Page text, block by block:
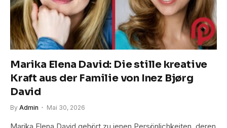
Marika Elena David: Die stille kreative
Kraft aus der Familie von Inez Bjørg
David
By Admin Mai 30, 2026
Marika Elena David gehört zu jenen Persönlichkeiten, deren